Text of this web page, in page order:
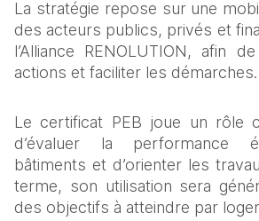
La stratégie repose sur une
des acteurs publics, privés et
l’Alliance RENOLUTION, afin
actions et faciliter les démarches.
Le certificat PEB joue un rôle
d’évaluer la performance
bâtiments et d’orienter les
terme, son utilisation sera
des objectifs à atteindre par